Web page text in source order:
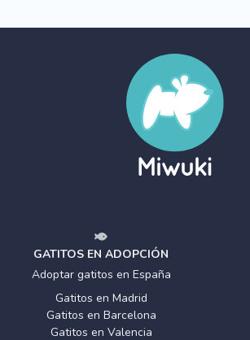
GATITOS EN ADOPCIÓN
Adoptar gatitos en España
Gatitos en Madrid
Gatitos en Barcelona
Gatitos en Valencia